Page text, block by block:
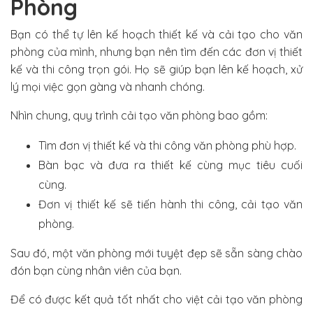
Phòng
Bạn có thể tự lên kế hoạch thiết kế và cải tạo cho văn
phòng của mình, nhưng bạn nên tìm đến các đơn vị thiết
kế và thi công trọn gói. Họ sẽ giúp bạn lên kế hoạch, xử
lý mọi việc gọn gàng và nhanh chóng.
Nhìn chung, quy trình cải tạo văn phòng bao gồm:
Tìm đơn vị thiết kế và thi công văn phòng phù hợp.
Bàn bạc và đưa ra thiết kế cùng mục tiêu cuối
cùng.
Đơn vị thiết kế sẽ tiến hành thi công, cải tạo văn
phòng.
Sau đó, một văn phòng mới tuyệt đẹp sẽ sẵn sàng chào
đón bạn cùng nhân viên của bạn.
Để có được kết quả tốt nhất cho việt cải tạo văn phòng